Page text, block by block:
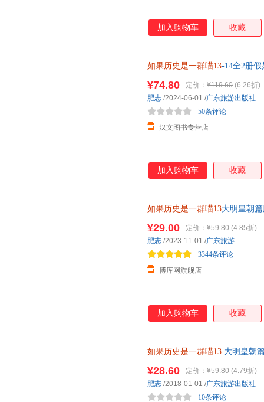
加入购物车 收藏
如果历史是一群喵13-14全2册
¥74.80 定价： ¥119.60 (6.26折)
汉文图书专营店
50条评论
肥志 /2024-06-01 /广东旅游出版社
加入购物车 收藏
如果历史是一群喵13大明皇朝
¥29.00 定价： ¥59.80 (4.85折)
博库网旗舰店
3344条评论
肥志 /2023-11-01 /广东旅游
加入购物车 收藏
如果历史是一群喵13.大明皇朝
¥28.60 定价： ¥59.80 (4.79折)
10条评论
肥志 /2018-01-01 /广东旅游出版社